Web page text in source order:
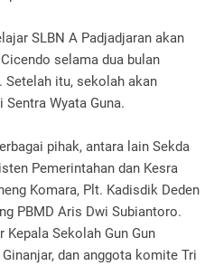
SLBN A Padjadjaran akan
selama dua bulan
Setelah itu, sekolah akan
Wyata Guna.
pihak, antara lain Sekda
Pemerintahan dan Kesra
Komara, Plt. Kadisdik Deden
PBMD Aris Dwi Subiantoro.
Kepala Sekolah Gun Gun
dan anggota komite Tri